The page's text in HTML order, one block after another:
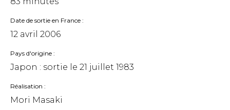
Date de sortie en France
12 avril 2006
Pays d'origine
Japon : sortie le 21 juillet 1983
Réalisation
Mori Masaki